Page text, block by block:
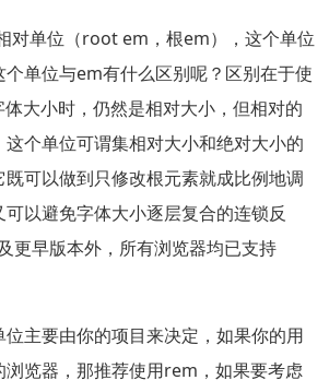
对单位（root em，根em），这个单位
单位与em有什么区别呢？区别在于使
大小时，仍然是相对大小，但相对的
个单位可谓集相对大小和绝对大小的
可以做到只修改根元素就成比例地调
以避免字体大小逐层复合的连锁反
更早版本外，所有浏览器均已支持
主要由你的项目来决定，如果你的用
浏览器，那推荐使用rem，如果要考虑